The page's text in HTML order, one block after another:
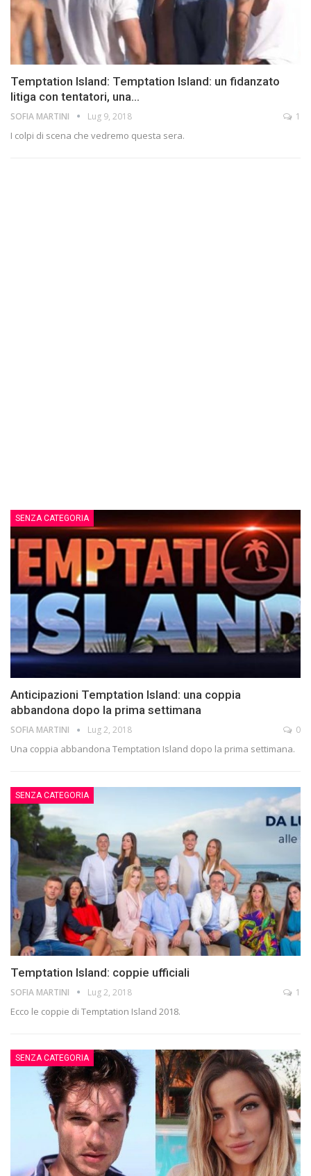
Temptation Island: Temptation Island: un fidanzato
litiga con tentatori, una…
SOFIA MARTINI Lug 9, 2018 1
I colpi di scena che vedremo questa sera.
SENZA CATEGORIA
Anticipazioni Temptation Island: una coppia
abbandona dopo la prima settimana
SOFIA MARTINI Lug 2, 2018 0
Una coppia abbandona Temptation Island dopo la prima settimana.
SENZA CATEGORIA
Temptation Island: coppie ufficiali
SOFIA MARTINI Lug 2, 2018 1
Ecco le coppie di Temptation Island 2018.
SENZA CATEGORIA